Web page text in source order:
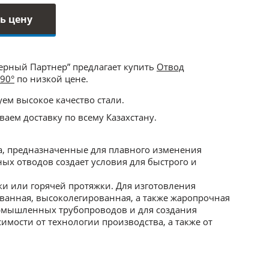
цену
Партнер” предлагает купить Отвод
по низкой цене.
высокое качество стали.
доставку по всему Казахстану.
предназначенные для плавного изменения
отводов создает условия для быстрого и
или горячей протяжки. Для изготовления
высоколегированная, а также жаропрочная
трубопроводов и для создания
от технологии производства, а также от